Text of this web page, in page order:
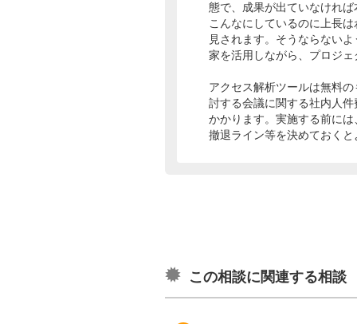
態で、成果が出ていなけれ
こんなにしているのに上長
見されます。そうならない
家を活用しながら、プロジ
アクセス解析ツールは無料
討する会議に関する社内人
かかります。実施する前に
撤退ライン等を決めておく
この相談に関連する相談